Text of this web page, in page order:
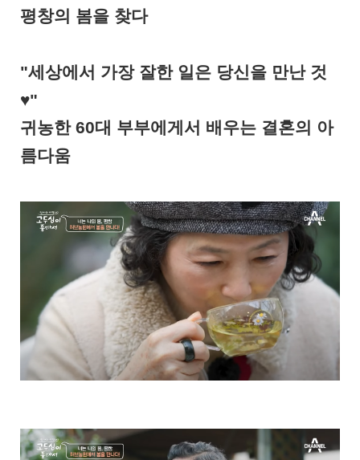
평창의 봄을 찾다
"세상에서 가장 잘한 일은 당신을 만난 것
♥"
귀농한 60대 부부에게서 배우는 결혼의 아
름다움